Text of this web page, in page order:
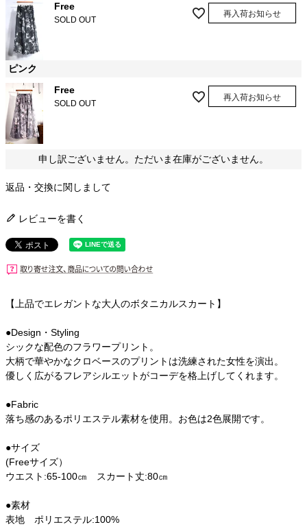
Free
SOLD OUT
再入荷お知らせ
ピンク
Free
SOLD OUT
再入荷お知らせ
申し訳ございません。ただいま在庫がございません。
返品・交換に関しまして
レビューを書く
【上品でエレガントな大人のボタニカルスカート】
●Design・Styling
シックな配色のフラワープリント。
大柄で華やかなクロベースのプリントは洗練された女性を演出。
優しく広がるフレアシルエットがコーデを格上げしてくれます。
●Fabric
落ち感のあるポリエステル素材を使用。お色は2色展開です。
●サイズ
(Freeサイズ）
ウエスト:65-100㎝ スカート丈:80㎝
●素材
表地 ポリエステル:100%